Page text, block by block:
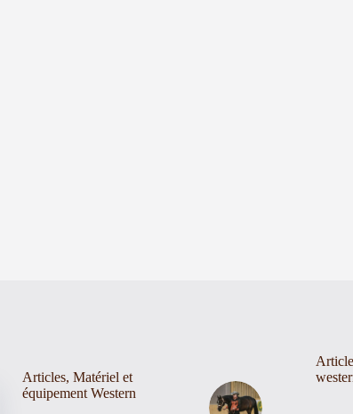
Articles,Matériel et
équipement Western